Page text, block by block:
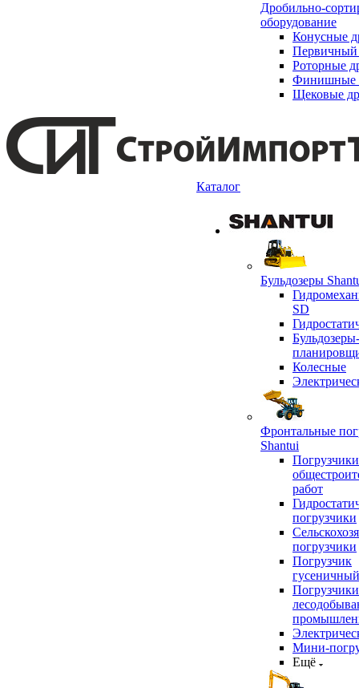
Дробильно-
оборудование
Конусные
Первичный
Роторные
Финишные
Щековые
Каталог
Бульдозеры
SD
Бульдозеры-
Колесные
Фронтальные
Shantui
работ
погрузчики
погрузчики
Погрузчик
гусеничный
Мини-
Ещё